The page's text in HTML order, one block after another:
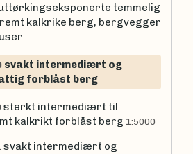
temmelig
kalkrike berg, bergvegger
svakt intermediært og
forblåst berg
sterkt intermediært til
kalkrikt forblåst berg 1:5000
svakt intermediært og